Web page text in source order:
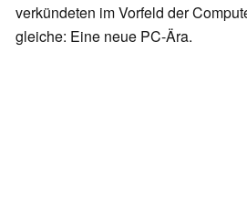
verkündeten im Vorfeld der
gleiche: Eine neue PC-Ära.